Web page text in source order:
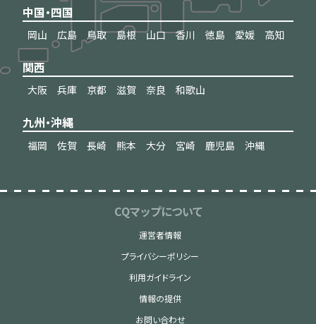
中国・四国
岡山 広島 鳥取 島根 山口 香川 徳島 愛媛 高知
関西
大阪 兵庫 京都 滋賀 奈良 和歌山
九州・沖縄
福岡 佐賀 長崎 熊本 大分 宮崎 鹿児島 沖縄
CQマップについて
運営者情報
プライバシーポリシー
利用ガイドライン
情報の提供
お問い合わせ